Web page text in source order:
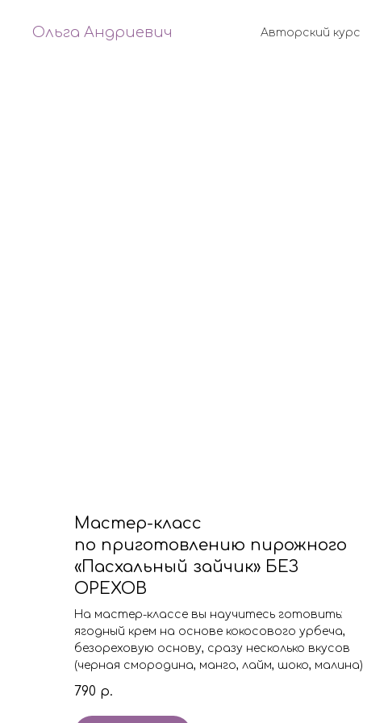
Ольга Андриевич Авторский курс
Мастер-класс
по приготовлению пирожного
«Пасхальный зайчик» БЕЗ
ОРЕХОВ
На мастер-классе вы научитесь готовить:
ягодный крем на основе кокосового урбеча,
безореховую основу, сразу несколько вкусов
(черная смородина, манго, лайм, шоко, малина)
790 р.